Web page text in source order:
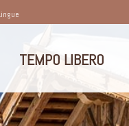
TEMPO LIBERO